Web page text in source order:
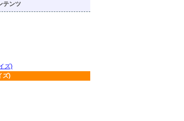
テンツ
ズ)
ズ)